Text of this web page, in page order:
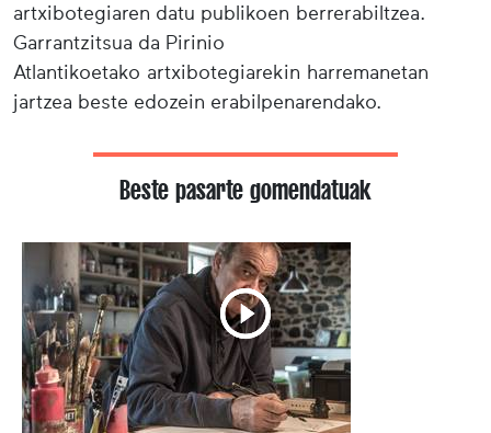
artxibotegiaren datu publikoen berrerabiltzea.
Garrantzitsua da Pirinio
Atlantikoetako artxibotegiarekin harremanetan
jartzea beste edozein erabilpenarendako.
Beste pasarte gomendatuak